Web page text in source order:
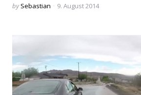
Posted
by Sebastian 9. August 2014